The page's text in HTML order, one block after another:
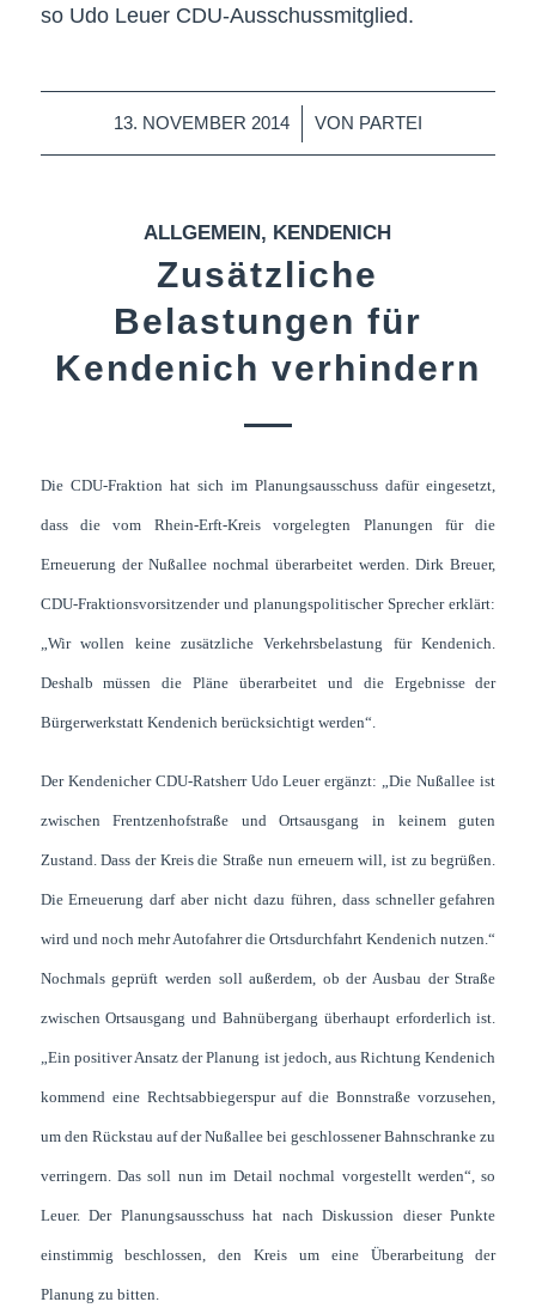
so Udo Leuer CDU-Ausschussmitglied.
13. NOVEMBER 2014
/ VON PARTEI
ALLGEMEIN, KENDENICH
Zusätzliche
Belastungen für
Kendenich verhindern
Die CDU-Fraktion hat sich im Planungsausschuss dafür eingesetzt,
dass die vom Rhein-Erft-Kreis vorgelegten Planungen für die
Erneuerung der Nußallee nochmal überarbeitet werden. Dirk Breuer,
CDU-Fraktionsvorsitzender und planungspolitischer Sprecher erklärt:
„Wir wollen keine zusätzliche Verkehrsbelastung für Kendenich.
Deshalb müssen die Pläne überarbeitet und die Ergebnisse der
Bürgerwerkstatt Kendenich berücksichtigt werden“.
Der Kendenicher CDU-Ratsherr Udo Leuer ergänzt: „Die Nußallee ist
zwischen Frentzenhofstraße und Ortsausgang in keinem guten
Zustand. Dass der Kreis die Straße nun erneuern will, ist zu begrüßen.
Die Erneuerung darf aber nicht dazu führen, dass schneller gefahren
wird und noch mehr Autofahrer die Ortsdurchfahrt Kendenich nutzen.“
Nochmals geprüft werden soll außerdem, ob der Ausbau der Straße
zwischen Ortsausgang und Bahnübergang überhaupt erforderlich ist.
„Ein positiver Ansatz der Planung ist jedoch, aus Richtung Kendenich
kommend eine Rechtsabbiegerspur auf die Bonnstraße vorzusehen,
um den Rückstau auf der Nußallee bei geschlossener Bahnschranke zu
verringern. Das soll nun im Detail nochmal vorgestellt werden“, so
Leuer. Der Planungsausschuss hat nach Diskussion dieser Punkte
einstimmig beschlossen, den Kreis um eine Überarbeitung der
Planung zu bitten.